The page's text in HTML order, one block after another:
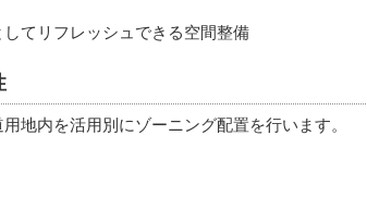
てリフレッシュできる空間整備
地内を活用別にゾーニング配置を行います。